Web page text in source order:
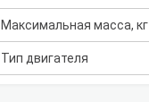
Максимальная масса, кг
Тип двигателя